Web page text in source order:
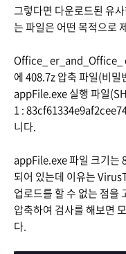
그렇다면 다운로드된 유
는 파일은 어떤 목적으로
Office_ er_and_Office_
에 408.7z 압축 파일(비밀
appFile.exe 실행 파일
1 :
니다.
appFile.exe 파일 크기는
되어 있는데 이유는
업로드를 할 수 없는 점을
압축하여 검사를 해보면
다.